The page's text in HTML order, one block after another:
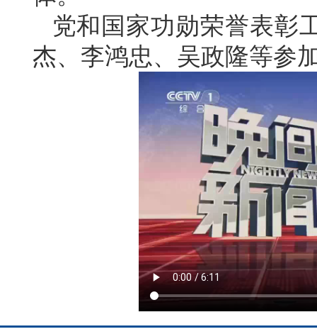
党和国家功勋荣誉表彰
杰、李鸿忠、吴政隆等参